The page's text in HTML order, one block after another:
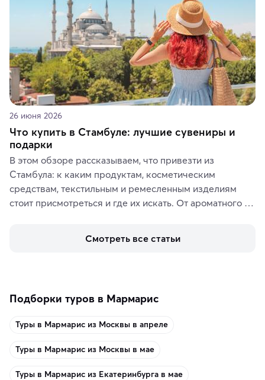
26 июня 2026
Что купить в Стамбуле: лучшие сувениры и
подарки
В этом обзоре рассказываем, что привезти из
Стамбула: к каким продуктам, косметическим
средствам, текстильным и ремесленным изделиям
стоит присмотреться и где их искать. От ароматного
аутентичных лавках — в подарок близким или себе на
Смотреть все статьи
Подборки туров в Мармарис
Туры в Мармарис из Москвы в апреле
Туры в Мармарис из Москвы в мае
Туры в Мармарис из Екатеринбурга в мае